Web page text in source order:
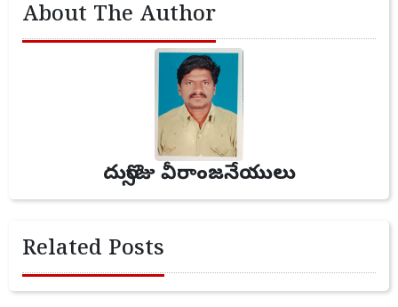
About The Author
దుర్సొజు వీరాంజనేయులు
Related Posts